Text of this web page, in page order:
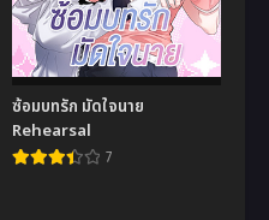
ซ้อมบทรัก มัดใจนาย
Rehearsal
7